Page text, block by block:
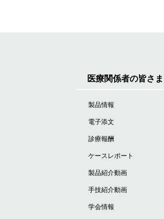
医療関係者の皆さま
製品情報
電子添文
診療報酬
ケースレポート
製品紹介動画
手技紹介動画
学会情報